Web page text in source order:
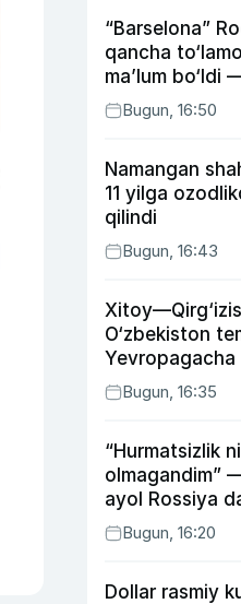
“Barselona”
qancha
ma’lum bo‘ldi
Bugun, 16:50
Namangan
11 yilga
qilindi
Bugun, 16:43
O‘zbekiston
Yevropagacha
mumkin
Bugun, 16:35
“Hurmatsizlik
olmagandim”
ayol Rossiya
tushirilgan
Bugun, 16:20
Dollar rasmiy